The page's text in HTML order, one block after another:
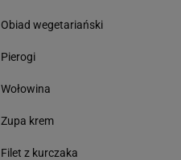
Obiad wegetariański
Pierogi
Wołowina
Zupa krem
Filet z kurczaka